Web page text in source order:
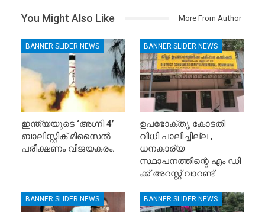
You Might Also Like More From Author
BANNER SLIDER NEWS
ഇന്ത്യയുടെ ‘അഗ്നി 4’
ബാലിസ്റ്റിക് മിസൈൽ
പരീക്ഷണം വിജയകരം.
BANNER SLIDER NEWS
ഉപഭോക്തൃ കോടതി
വിധി പാലിച്ചില്ല ,
ധനകാര്യ
സ്ഥാപനത്തിന്റെ എം ഡി
ക്ക് അറസ്റ്റ് വാറണ്ട്
BANNER SLIDER NEWS BANNER SLIDER NEWS